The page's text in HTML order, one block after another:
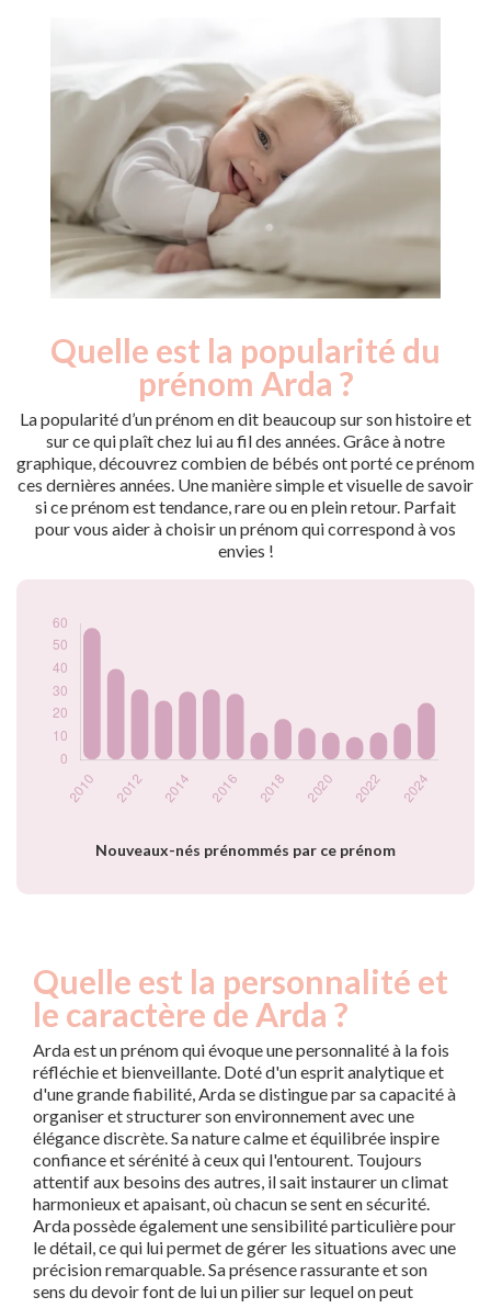
Quelle est la popularité du
prénom Arda ?
La popularité d’un prénom en dit beaucoup sur son histoire et
sur ce qui plaît chez lui au fil des années. Grâce à notre
graphique, découvrez combien de bébés ont porté ce prénom
ces dernières années. Une manière simple et visuelle de savoir
si ce prénom est tendance, rare ou en plein retour. Parfait
pour vous aider à choisir un prénom qui correspond à vos
envies !
Nouveaux-nés prénommés par ce prénom
Popularité du
Année
Nouveaux-
nés
2010
58
2011
40
2012
31
2013
26
2014
30
2015
31
2019
14
2021
2022
2023
25
Quelle est la personnalité et
le caractère de Arda ?
Arda est un prénom qui évoque une personnalité à la fois
réfléchie et bienveillante. Doté d'un esprit analytique et
d'une grande fiabilité, Arda se distingue par sa capacité à
organiser et structurer son environnement avec une
élégance discrète. Sa nature calme et équilibrée inspire
confiance et sérénité à ceux qui l'entourent. Toujours
attentif aux besoins des autres, il sait instaurer un climat
harmonieux et apaisant, où chacun se sent en sécurité.
Arda possède également une sensibilité particulière pour
le détail, ce qui lui permet de gérer les situations avec une
précision remarquable. Sa présence rassurante et son
sens du devoir font de lui un pilier sur lequel on peut